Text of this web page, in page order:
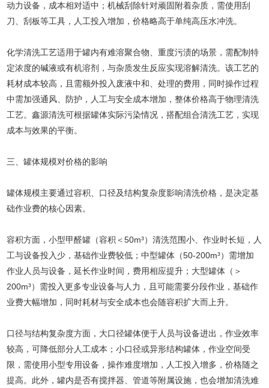
动力设备，成本相对适中；机械刮除针对顽固附着杂质，需使用刮
刀、刮板等工具，人工投入增加，价格略高于单纯高压水冲洗。
化学清洗工艺适用于罐内有难溶聚合物、重度污渍的场景，需配制特
定浓度的碱液或有机溶剂，与杂质发生反应实现溶解清洗。该工艺的
耗材成本较高，且需额外投入废液中和、处理的费用，同时操作过程
中需加强通风、防护，人工与安全成本增加，整体价格高于物理清洗
工艺。鑫源清洗可根据罐体实际污染情况，搭配组合清洗工艺，实现
成本与效果的平衡。
三、罐体规模对价格的影响
罐体规模主要通过容积、口径及结构复杂度影响清洗价格，是决定基
础作业费的核心因素。
容积方面，小型甲醛罐（容积＜50m³）清洗范围小、作业时长短，人
工与设备投入少，基础作业费较低；中型罐体（50-200m³）需增加
作业人员与设备，延长作业时间，费用相应提升；大型罐体（＞
200m³）需投入更多专业设备与人力，且可能需要分段作业，基础作
业费大幅增加，同时耗材与安全成本也会随容积扩大而上升。
口径与结构复杂度方面，大口径罐体便于人员与设备进出，作业效率
较高，可降低部分人工成本；小口径或异形结构罐体，作业空间受
限，需使用小型专用设备，操作难度增加，人工投入增多，价格随之
提高。此外，罐内是否有搅拌器、管道等附属设施，也会增加清洗难